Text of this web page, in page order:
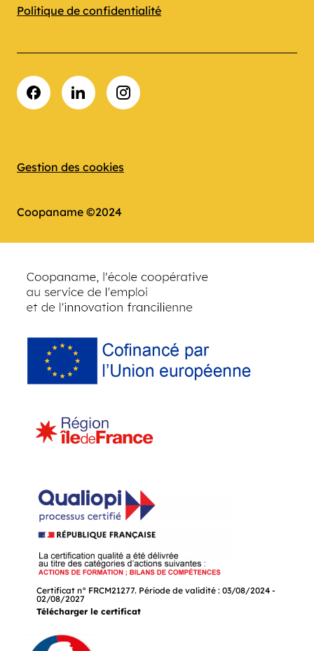
Politique de confidentialité
Gestion des cookies
Coopaname ©2024
Certificat n° FRCM21277. Période de validité : 03/08/2024 -
02/08/2027
Télécharger le certificat